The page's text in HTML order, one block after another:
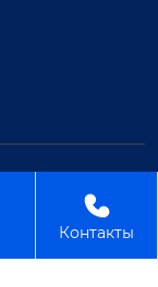

Контакты